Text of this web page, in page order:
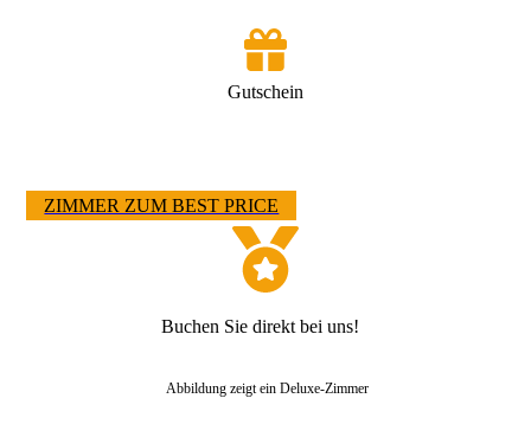
Gutschein
ZIMMER ZUM BEST PRICE
Buchen Sie direkt bei uns!
Abbildung zeigt ein Deluxe-Zimmer